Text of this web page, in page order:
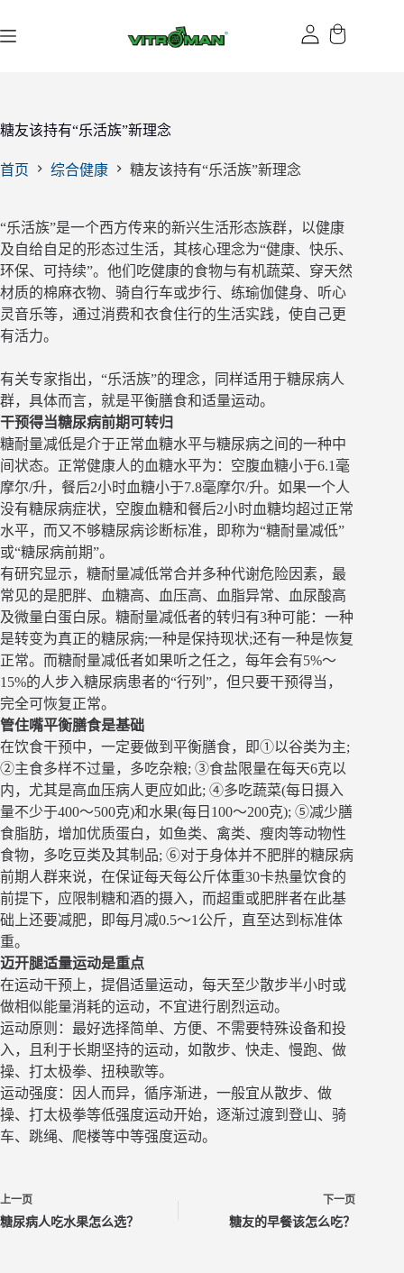
过
糖友该持有“乐活族”新理念
首页 综合健康 糖友该持有“乐活族”新理念
“乐活族”是一个西方传来的新兴生活形态族群，以健康
及自给自足的形态过生活，其核心理念为“健康、快乐、
环保、可持续”。他们吃健康的食物与有机蔬菜、穿天然
材质的棉麻衣物、骑自行车或步行、练瑜伽健身、听心
灵音乐等，通过消费和衣食住行的生活实践，使自己更
有活力。
有关专家指出，“乐活族”的理念，同样适用于糖尿病人
群，具体而言，就是平衡膳食和适量运动。
干预得当糖尿病前期可转归
糖耐量减低是介于正常血糖水平与糖尿病之间的一种中
间状态。正常健康人的血糖水平为：空腹血糖小于6.1毫
摩尔/升，餐后2小时血糖小于7.8毫摩尔/升。如果一个人
没有糖尿病症状，空腹血糖和餐后2小时血糖均超过正常
水平，而又不够糖尿病诊断标准，即称为“糖耐量减低”
或“糖尿病前期”。
有研究显示，糖耐量减低常合并多种代谢危险因素，最
常见的是肥胖、血糖高、血压高、血脂异常、血尿酸高
及微量白蛋白尿。糖耐量减低者的转归有3种可能：一种
是转变为真正的糖尿病;一种是保持现状;还有一种是恢复
正常。而糖耐量减低者如果听之任之，每年会有5%～
15%的人步入糖尿病患者的“行列”，但只要干预得当，
完全可恢复正常。
管住嘴平衡膳食是基础
在饮食干预中，一定要做到平衡膳食，即①以谷类为主;
②主食多样不过量，多吃杂粮; ③食盐限量在每天6克以
内，尤其是高血压病人更应如此; ④多吃蔬菜(每日摄入
量不少于400～500克)和水果(每日100～200克); ⑤减少膳
食脂肪，增加优质蛋白，如鱼类、禽类、瘦肉等动物性
食物，多吃豆类及其制品; ⑥对于身体并不肥胖的糖尿病
前期人群来说，在保证每天每公斤体重30卡热量饮食的
前提下，应限制糖和酒的摄入，而超重或肥胖者在此基
础上还要减肥，即每月减0.5～1公斤，直至达到标准体
重。
迈开腿适量运动是重点
在运动干预上，提倡适量运动，每天至少散步半小时或
做相似能量消耗的运动，不宜进行剧烈运动。
运动原则：最好选择简单、方便、不需要特殊设备和投
入，且利于长期坚持的运动，如散步、快走、慢跑、做
操、打太极拳、扭秧歌等。
运动强度：因人而异，循序渐进，一般宜从散步、做
操、打太极拳等低强度运动开始，逐渐过渡到登山、骑
车、跳绳、爬楼等中等强度运动。
上一页
糖尿病人吃水果怎么选？
下一页
糖友的早餐该怎么吃？